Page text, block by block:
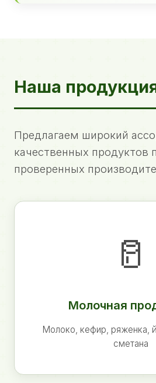
Наша
Предлагаем широкий
качественных продуктов
проверенных
🥛
Молочная
Молоко, кефир, ряженка,
сметана